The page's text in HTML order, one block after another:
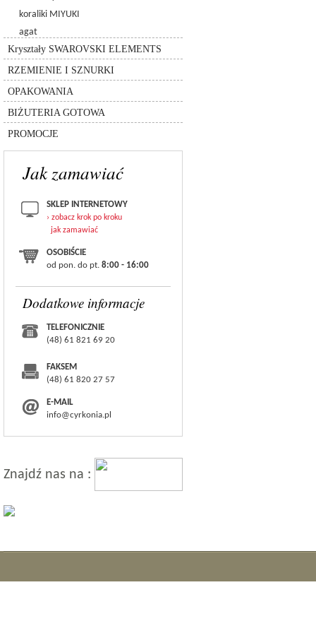
koraliki MIYUKI
agat
Kryształy SWAROVSKI ELEMENTS
zawieszki
6480 - spike pendant
6049
koraliki (beads)
8558-lighting collection
przekładki
RZEMIENIE I SZNURKI
rzemień
silikon
sznurki
OPAKOWANIA
inne
pudełka
torebki
BIŻUTERIA GOTOWA
łańcuszki
inne
bransolety
zestawy
PROMOCJE
Jak zamawiać
SKLEP INTERNETOWY
› zobacz krok po kroku
jak zamawiać
OSOBIŚCIE
od pon. do pt. 8:00 - 16:00
Dodatkowe informacje
TELEFONICZNIE
(48) 61 821 69 20
FAKSEM
(48) 61 820 27 57
E-MAIL
info@cyrkonia.pl
Znajdź nas na :